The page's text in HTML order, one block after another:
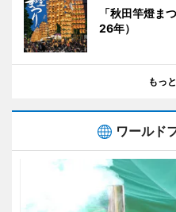
「秋田竿燈ま
26年）
もっ
ワールド